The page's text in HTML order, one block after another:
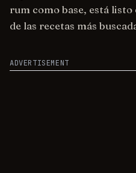
rum como base, está
de las recetas más
ADVERTISEMENT